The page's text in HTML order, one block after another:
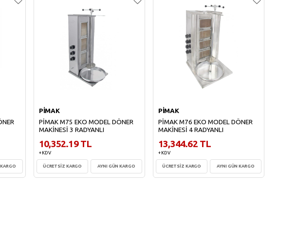
PİMAK
PİMAK M75 EKO MODEL DÖNER
MAKİNESİ 3 RADYANLI
10,352.19 TL
+ KDV
ÜCRETSİZ KARGO AYNI GÜN KARGO
PİMAK
PİMAK M76 EKO MODEL DÖNER
MAKİNESİ 4 RADYANLI
13,344.62 TL
+ KDV
ÜCRETSİZ KARGO AYNI GÜN KARGO